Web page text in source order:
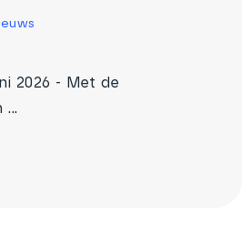
2026 - Met de
...